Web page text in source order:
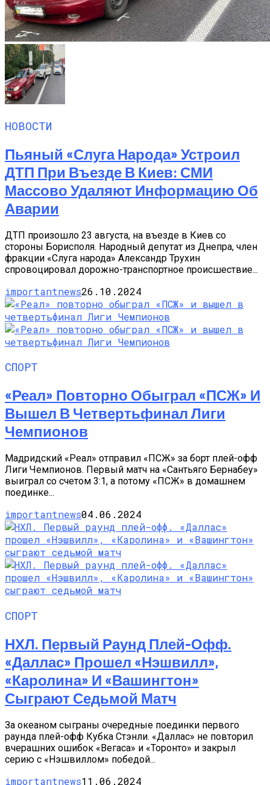
НОВОСТИ
Пьяный «слуга Народа» Устроил
ДТП При Въезде В Киев: СМИ
Массово Удаляют Информацию Об
Аварии
ДТП произошло 23 августа, на въезде в Киев со
стороны Борисполя. Народный депутат из Днепра, член
фракции «Слуга народа» Александр Трухин
спровоцировал дорожно-транспортное происшествие...
importantnews26.10.2024
СПОРТ
«Реал» Повторно Обыграл «ПСЖ» И
Вышел В Четвертьфинал Лиги
Чемпионов
Мадридский «Реал» отправил «ПСЖ» за борт плей-офф
Лиги Чемпионов. Первый матч на «Сантьяго Бернабеу»
выиграл со счетом 3:1, а потому «ПСЖ» в домашнем
поединке...
importantnews04.06.2024
СПОРТ
НХЛ. Первый Раунд Плей-Офф.
«Даллас» Прошел «Нэшвилл»,
«Каролина» И «Вашингтон»
Сыграют Седьмой Матч
За океаном сыграны очередные поединки первого
раунда плей-офф Кубка Стэнли. «Даллас» не повторил
вчерашних ошибок «Вегаса» и «Торонто» и закрыл
серию с «Нэшвиллом» победой...
importantnews11.06.2024